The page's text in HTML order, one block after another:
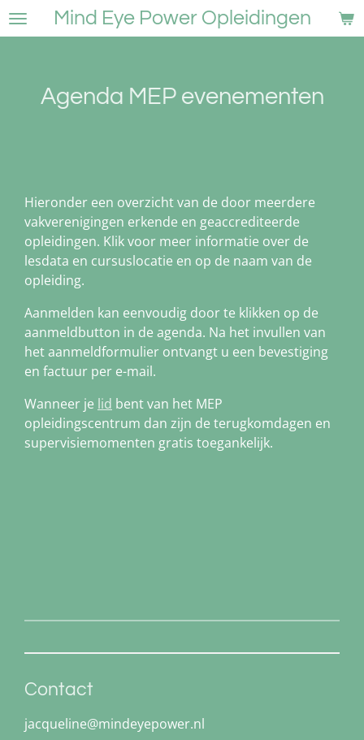
Ga
direct
hoofdinhoud
Mind Eye Power Opleidingen
Agenda MEP evenementen
Hieronder een overzicht van de door meerdere
vakverenigingen erkende en geaccrediteerde
opleidingen. Klik voor meer informatie over de
lesdata en cursuslocatie en op de naam van de
opleiding.
Aanmelden kan eenvoudig door te klikken op de
aanmeldbutton in de agenda. Na het invullen van
het aanmeldformulier ontvangt u een bevestiging
en factuur per e-mail.
Wanneer je lid bent van het MEP
opleidingscentrum dan zijn de terugkomdagen en
supervisiemomenten gratis toegankelijk.
Contact
jacqueline@mindeyepower.nl